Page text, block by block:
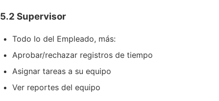
5.2 Supervisor
Todo lo del Empleado, más:
Aprobar/rechazar registros de tiempo
Asignar tareas a su equipo
Ver reportes del equipo